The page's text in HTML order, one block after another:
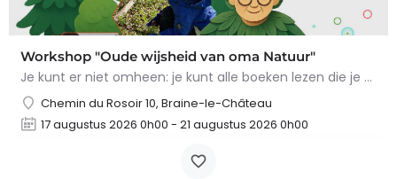
Workshop "Oude wijsheid van oma Natuur"
Je kunt er niet omheen: je kunt alle boeken lezen die je wilt, maar niets overtreft de tips en trucs van Oma…
Chemin du Rosoir 10, Braine-le-Château
17 augustus 2026 0h00 - 21 augustus 2026 0h00